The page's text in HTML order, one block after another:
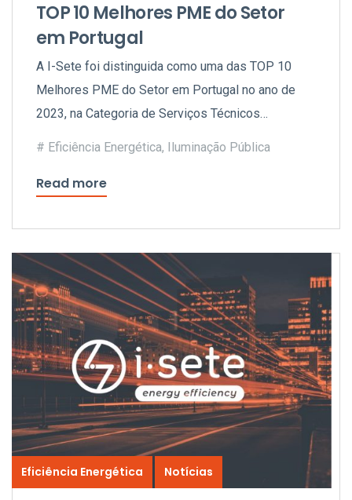
TOP 10 Melhores PME do Setor
em Portugal
A I-Sete foi distinguida como uma das TOP 10
Melhores PME do Setor em Portugal no ano de
2023, na Categoria de Serviços Técnicos
Eficiência Energética, Iluminação Pública
Read more
Eficiência Energética Notícias